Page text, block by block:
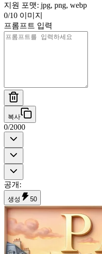
지원 포맷: jpg, png, webp
0/10 이미지
프롬프트 입력
복사
0/2000
공개 :
생성 50